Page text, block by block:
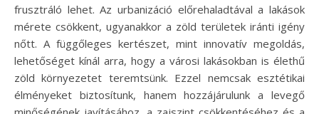
frusztráló lehet. Az urbanizáció előrehaladtával a lakások
mérete csökkent, ugyanakkor a zöld területek iránti igény
nőtt. A függőleges kertészet, mint innovatív megoldás,
lehetőséget kínál arra, hogy a városi lakásokban is élethű
zöld környezetet teremtsünk. Ezzel nemcsak esztétikai
élményeket biztosítunk, hanem hozzájárulunk a levegő